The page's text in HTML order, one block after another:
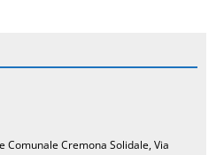
Comunale Cremona Solidale, Via